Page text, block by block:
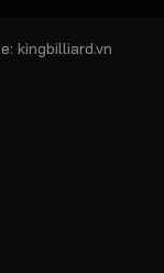
kingbilliard.vn